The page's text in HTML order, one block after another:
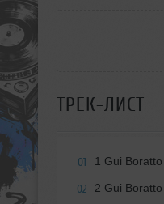
ТРЕК-ЛИСТ
01 1 Gui
02 2 Gui